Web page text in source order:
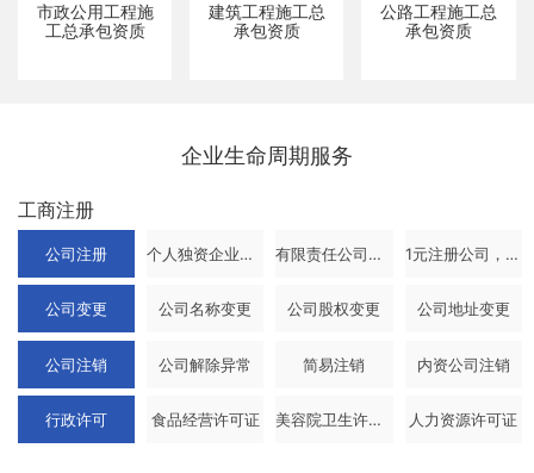
市政公用工程施
工总承包资质
建筑工程施工总
承包资质
公路工程施工总
承包资质
企业生命周期服务
工商注册
公司注册 个人独资企业注册 有限责任公司注册 1元注册公司，2999元代理记账
公司变更 公司名称变更 公司股权变更 公司地址变更
公司注销 公司解除异常 简易注销 内资公司注销
行政许可 食品经营许可证 美容院卫生许可证 人力资源许可证